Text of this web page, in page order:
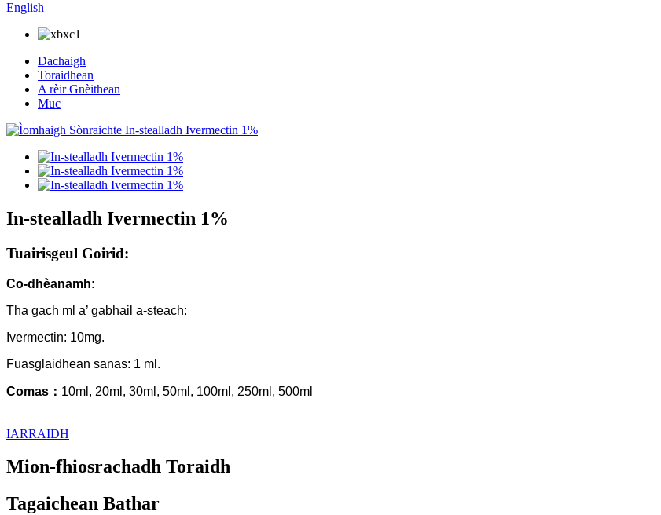
English
Dachaigh
Toraidhean
A rèir Gnèithean
Muc
In-stealladh Ivermectin 1%
Tuairisgeul Goirid:
Co-dhèanamh:
Tha gach ml a’ gabhail a-steach:
Ivermectin: 10mg.
Fuasglaidhean sanas: 1 ml.
Comas ： 10ml, 20ml, 30ml, 50ml, 100ml, 250ml, 500ml
IARRAIDH
Mion-fhiosrachadh Toraidh
Tagaichean Bathar